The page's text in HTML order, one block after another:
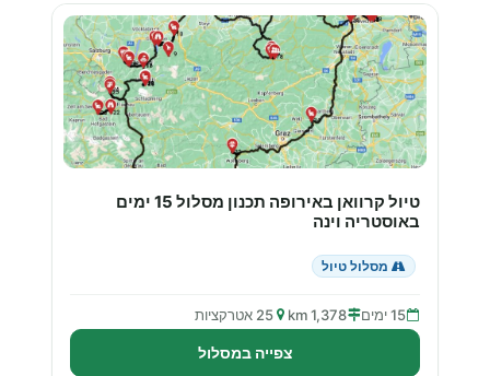
טיול קרוואן באירופה תכנון מסלול 15 ימים
באוסטריה וינה
מסלול טיול
15 ימים 1,378 km 25 אטרקציות
צפייה במסלול